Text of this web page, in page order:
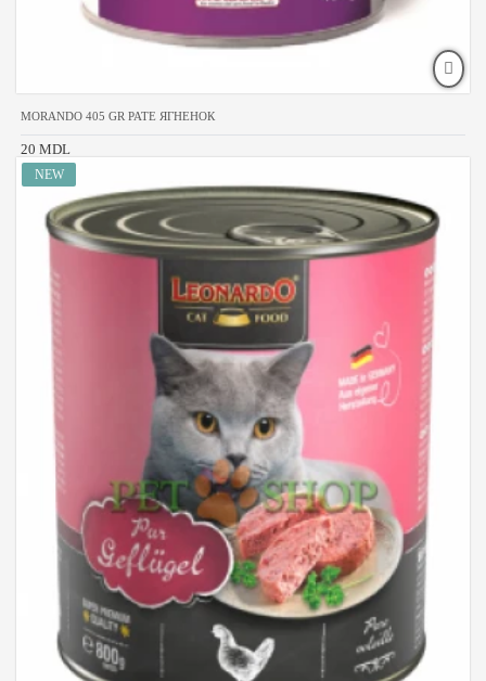
MORANDO 405 GR PATE ЯГНЕНОК
20 MDL